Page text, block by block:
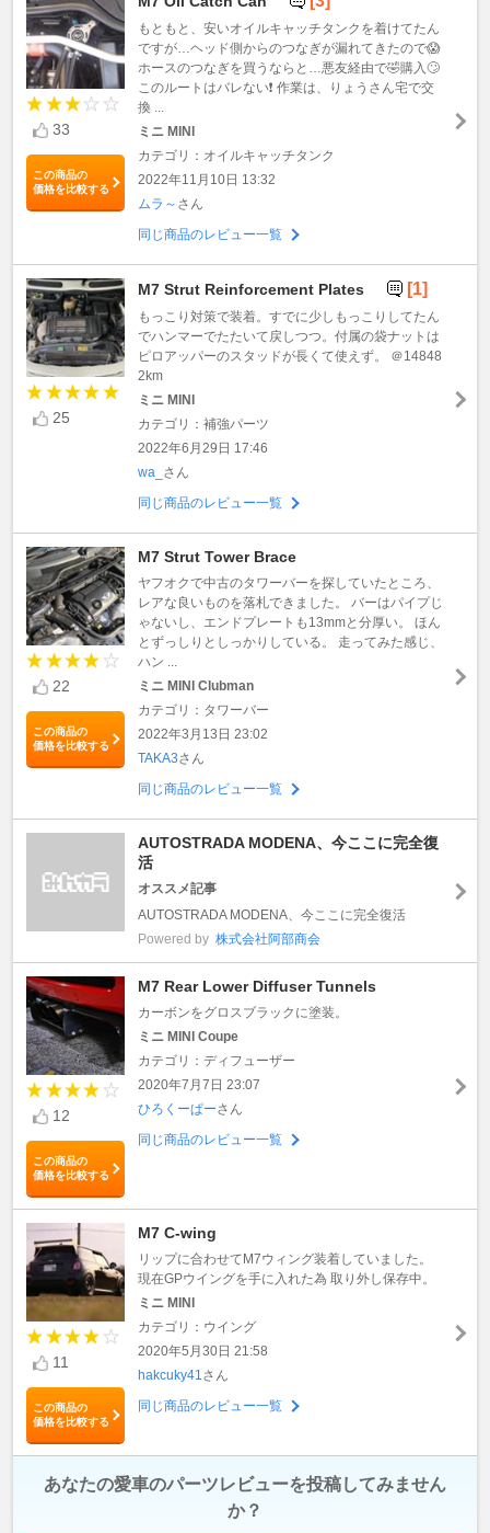
33
この商品の
価格を比較する
もともと、安いオイルキャッチタンクを着けてたん
ですが…ヘッド側からのつなぎが漏れてきたので😱
ホースのつなぎを買うならと…悪友経由で🤣購入🙄
このルートはバレない❗️ 作業は、りょうさん宅で交
換 ...
ミニ MINI
カテゴリ：オイルキャッチタンク
2022年11月10日 13:32
ムラ～ さん
同じ商品のレビュー一覧
25
M7 Strut Reinforcement Plates [1]
もっこり対策で装着。すでに少しもっこりしてたん
でハンマーでたたいて戻しつつ。付属の袋ナットは
ピロアッパーのスタッドが長くて使えず。 ＠14848
2km
ミニ MINI
カテゴリ：補強パーツ
2022年6月29日 17:46
wa_ さん
同じ商品のレビュー一覧
22
この商品の
価格を比較する
M7 Strut Tower Brace
ヤフオクで中古のタワーバーを探していたところ、
レアな良いものを落札できました。 バーはパイプじ
ゃないし、エンドプレートも13mmと分厚い。 ほん
とずっしりとしっかりしている。 走ってみた感じ、
ハン ...
ミニ MINI Clubman
カテゴリ：タワーバー
2022年3月13日 23:02
TAKA3さん
同じ商品のレビュー一覧
AUTOSTRADA MODENA、今ここに完全復
活
オススメ記事
AUTOSTRADA MODENA、今ここに完全復活
Powered by 株式会社阿部商会
12
この商品の
価格を比較する
M7 Rear Lower Diffuser Tunnels
カーボンをグロスブラックに塗装。
ミニ MINI Coupe
カテゴリ：ディフューザー
2020年7月7日 23:07
ひろくーぱーさん
同じ商品のレビュー一覧
11
この商品の
価格を比較する
M7 C-wing
リップに合わせてM7ウィング装着していました。
現在GPウイングを手に入れた為 取り外し保存中。
ミニ MINI
カテゴリ：ウイング
2020年5月30日 21:58
hakcuky41さん
同じ商品のレビュー一覧
あなたの愛車のパーツレビューを投稿してみません
か？